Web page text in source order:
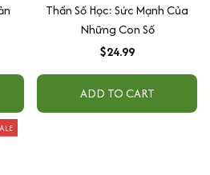
Thần Số Học: Sức Mạnh Của
Những Con Số
$24.99
ADD TO CART